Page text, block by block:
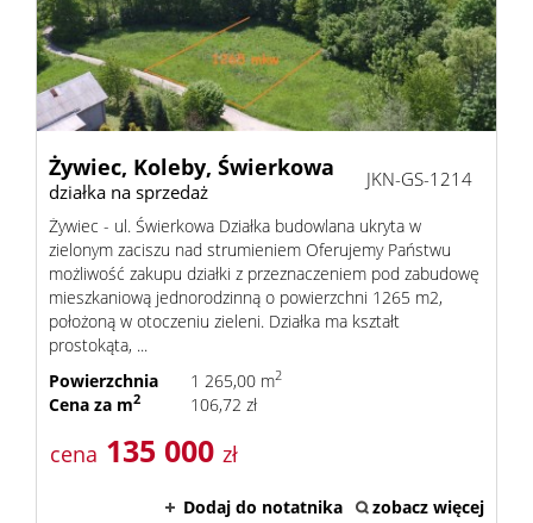
Żywiec, Koleby, Świerkowa
działka na sprzedaż
JKN-GS-1214
Żywiec - ul. Świerkowa Działka budowlana ukryta w
zielonym zaciszu nad strumieniem Oferujemy Państwu
możliwość zakupu działki z przeznaczeniem pod zabudowę
mieszkaniową jednorodzinną o powierzchni 1265 m2,
położoną w otoczeniu zieleni. Działka ma kształt
prostokąta, ...
Powierzchnia
1 265,00 m2
Cena za m2 106,72 zł
cena 135 000 zł
Dodaj do notatnika zobacz więcej